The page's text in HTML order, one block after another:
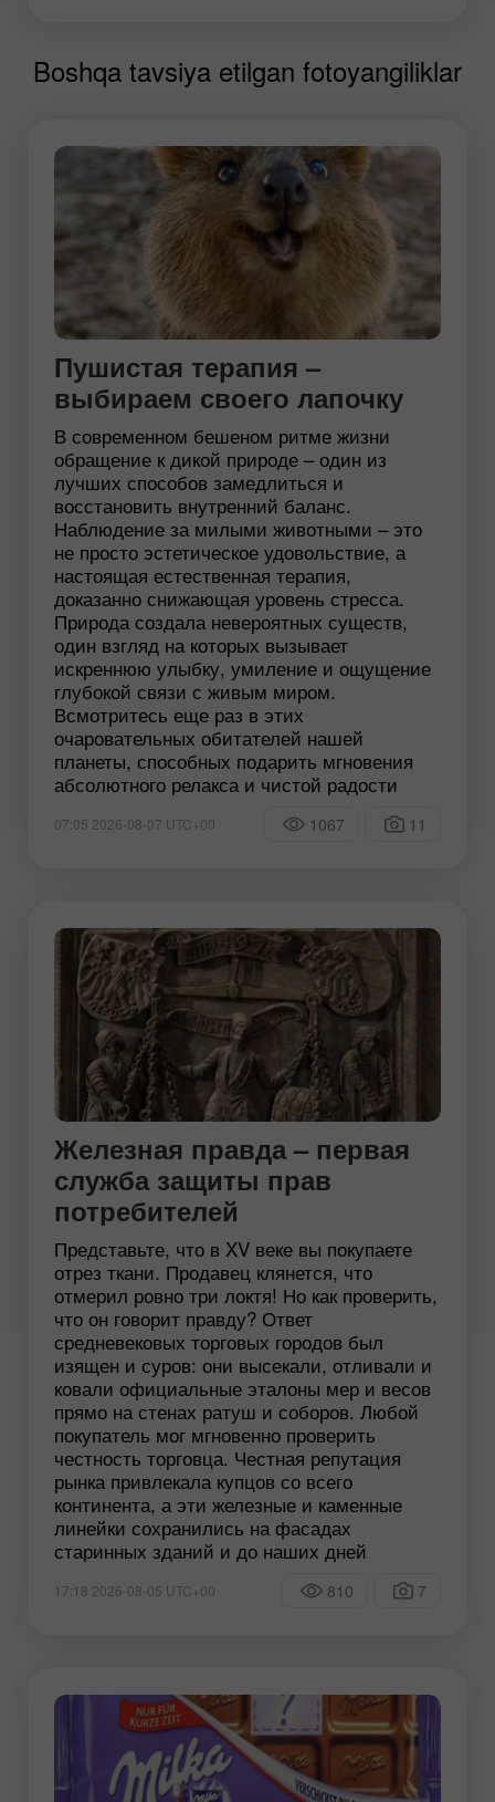
Boshqa tavsiya etilgan fotoyangiliklar
Пушистая терапия –
выбираем своего лапочку
В современном бешеном ритме жизни
обращение к дикой природе – один из
лучших способов замедлиться и
восстановить внутренний баланс.
Наблюдение за милыми животными – это
не просто эстетическое удовольствие, а
настоящая естественная терапия,
доказанно снижающая уровень стресса.
Природа создала невероятных существ,
один взгляд на которых вызывает
искреннюю улыбку, умиление и ощущение
глубокой связи с живым миром.
Всмотритесь еще раз в этих
очаровательных обитателей нашей
планеты, способных подарить мгновения
абсолютного релакса и чистой радости
07:05 2026-08-07 UTC+00 1067 11
Железная правда – первая
служба защиты прав
потребителей
Представьте, что в XV веке вы покупаете
отрез ткани. Продавец клянется, что
отмерил ровно три локтя! Но как проверить,
что он говорит правду? Ответ
средневековых торговых городов был
изящен и суров: они высекали, отливали и
ковали официальные эталоны мер и весов
прямо на стенах ратуш и соборов. Любой
покупатель мог мгновенно проверить
честность торговца. Честная репутация
рынка привлекала купцов со всего
континента, а эти железные и каменные
линейки сохранились на фасадах
старинных зданий и до наших дней
17:18 2026-08-05 UTC+00 810 7